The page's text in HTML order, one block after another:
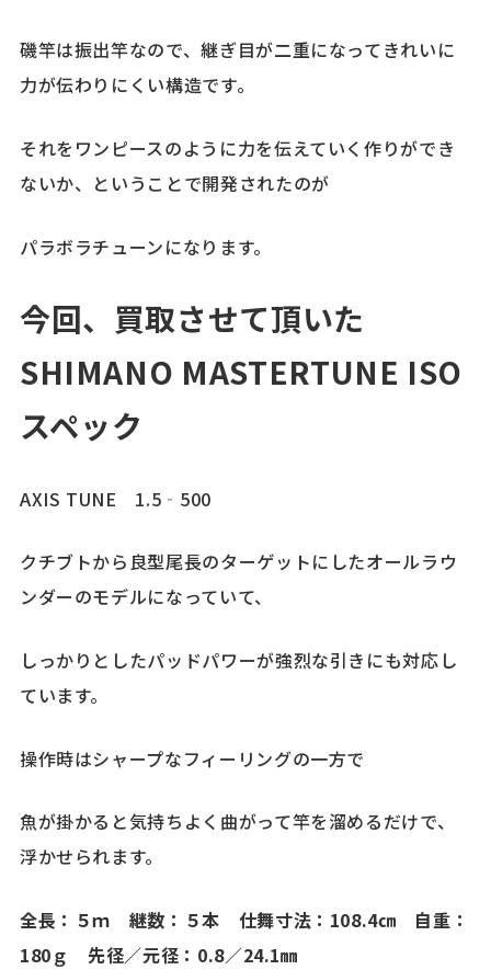
磯竿は振出竿なので、継ぎ目が二重になってきれいに
力が伝わりにくい構造です。
それをワンピースのように力を伝えていく作りができ
ないか、ということで開発されたのが
パラボラチューンになります。
今回、買取させて頂いた
SHIMANO MASTERTUNE ISO
スペック
AXIS TUNE 1.5‐500
クチブトから良型尾長のターゲットにしたオールラウ
ンダーのモデルになっていて、
しっかりとしたパッドパワーが強烈な引きにも対応し
ています。
操作時はシャープなフィーリングの一方で
魚が掛かると気持ちよく曲がって竿を溜めるだけで、
浮かせられます。
全長：５ｍ 継数：５本 仕舞寸法：108.4㎝ 自重：
180ｇ 先径／元径：0.8／24.1㎜